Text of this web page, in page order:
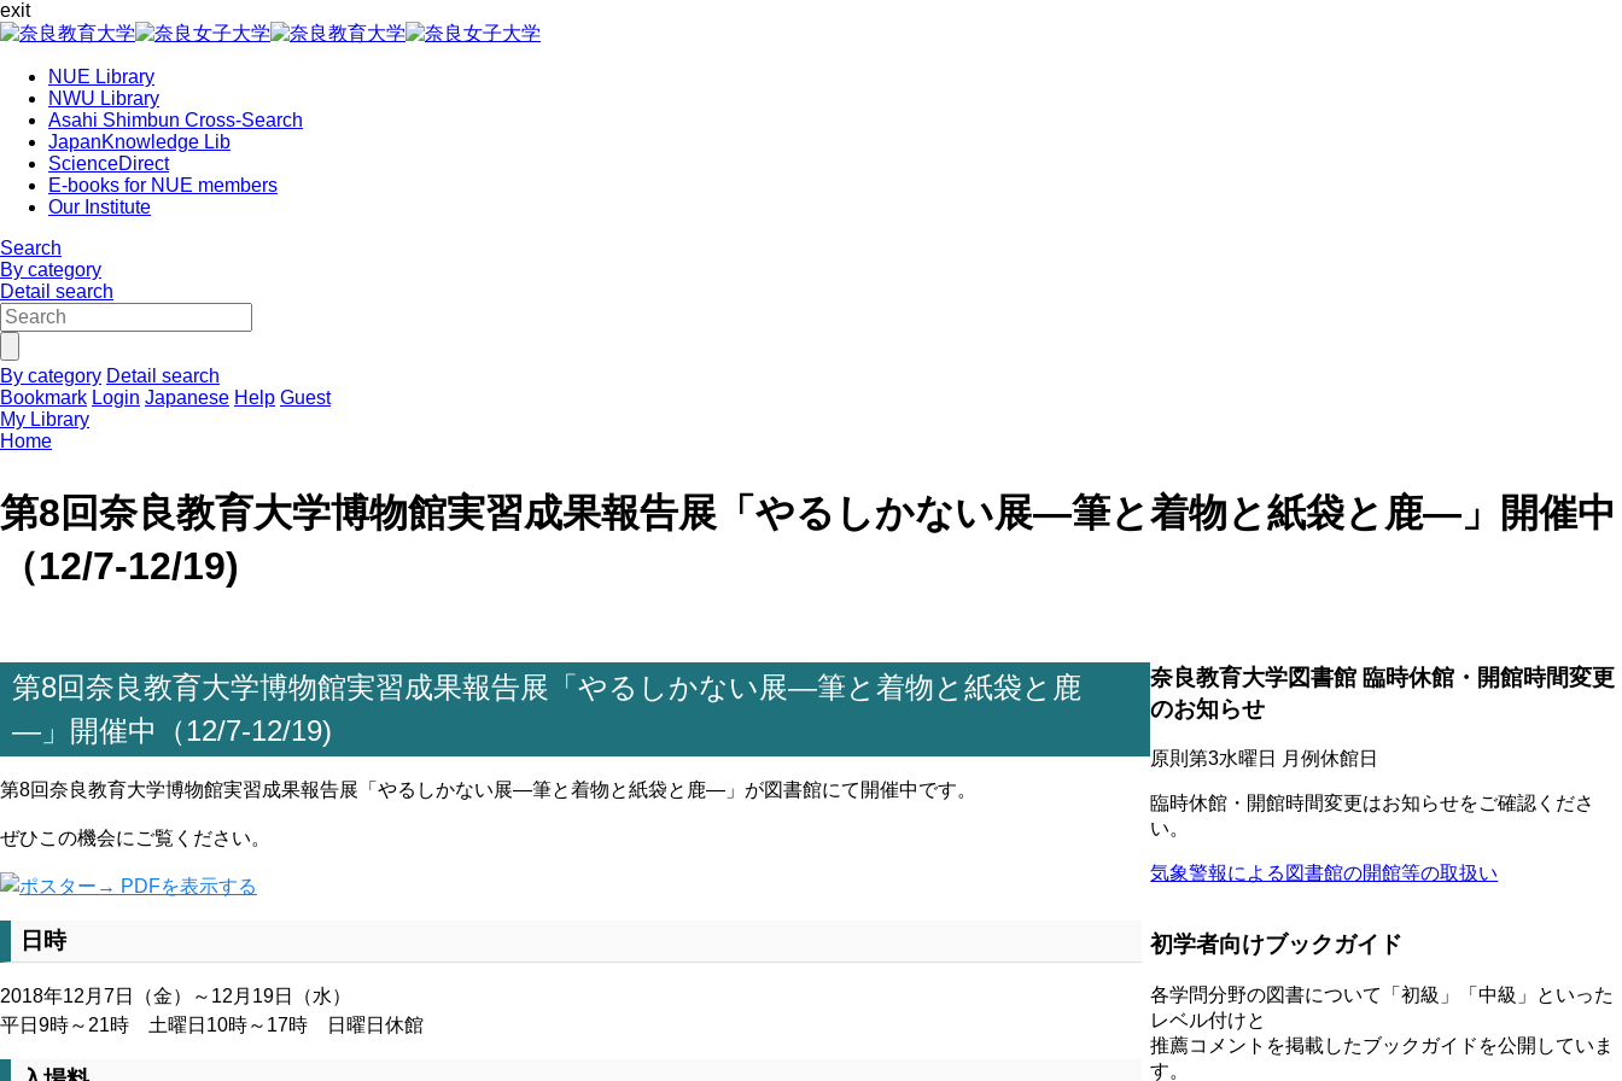
exit
NUE Library
NWU Library
Asahi Shimbun Cross-Search
JapanKnowledge Lib
ScienceDirect
E-books for NUE members
Our Institute
Search
By category
Detail search
By category Detail search
Bookmark Login Japanese Help Guest
My Library
Home
第8回奈良教育大学博物館実習成果報告展「やるしかない展―筆と着物と紙袋と鹿―」開催中
（12/7-12/19)
第8回奈良教育大学博物館実習成果報告展「やるしかない展―筆と着物と紙袋と鹿
―」開催中（12/7-12/19)
第8回奈良教育大学博物館実習成果報告展「やるしかない展―筆と着物と紙袋と鹿―」が図書館にて開催中です。
ぜひこの機会にご覧ください。
→ PDFを表示する
日時
2018年12月7日（金）～12月19日（水）
平日9時～21時 土曜日10時～17時 日曜日休館
奈良教育大学図書館 臨時休館・開館時間変更
のお知らせ
原則第3水曜日 月例休館日
臨時休館・開館時間変更はお知らせをご確認くださ
い。
気象警報による図書館の開館等の取扱い
初学者向けブックガイド
各学問分野の図書について「初級」「中級」といった
レベル付けと
推薦コメントを掲載したブックガイドを公開していま
す。